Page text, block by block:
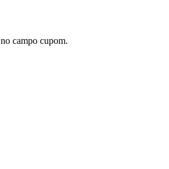
no campo cupom.